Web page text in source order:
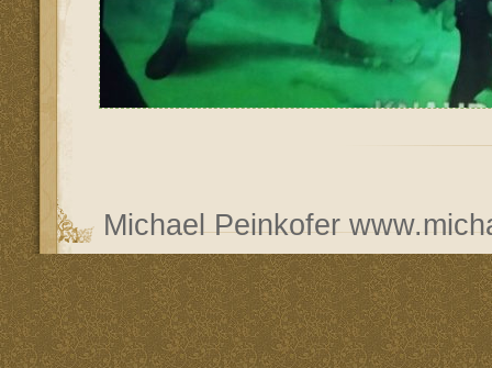
Michael Peinkofer